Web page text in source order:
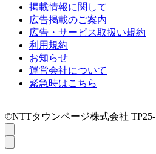
掲載情報に関して
広告掲載のご案内
広告・サービス取扱い規約
利用規約
お知らせ
運営会社について
緊急時はこちら
©NTTタウンページ株式会社 TP25-